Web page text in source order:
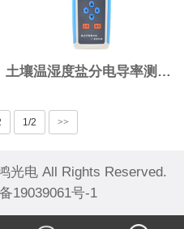
土壤温湿度盐分电导率测定仪IN-WSY+
1/2 >>
光电 All Rights Reserved.
19039061号-1